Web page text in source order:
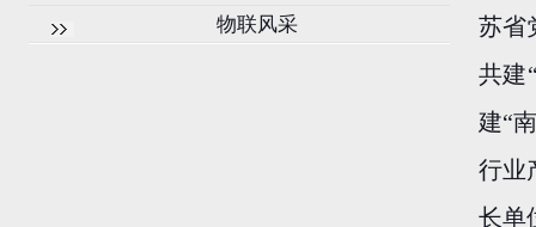
物联风采
苏省
共建
建“
行业
长单